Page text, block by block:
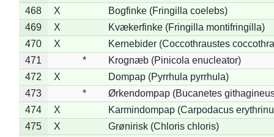
468
X
Bogfinke (Fringilla coelebs)
469
X
Kvækerfinke (Fringilla montifringilla)
470
X
Kernebider (Coccothraustes
471
*
Krognæb (Pinicola enucleator)
472
X
Dompap (Pyrrhula pyrrhula)
473
*
Ørkendompap (Bucanetes
474
X
Karmindompap (Carpodacus
475
X
Grønirisk (Chloris chloris)